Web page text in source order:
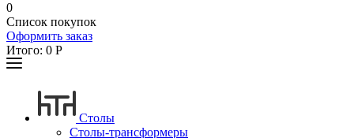
0
Список покупок
Оформить заказ
Итого: 0 Р
Столы
Столы-трансформеры